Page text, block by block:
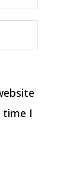
time I